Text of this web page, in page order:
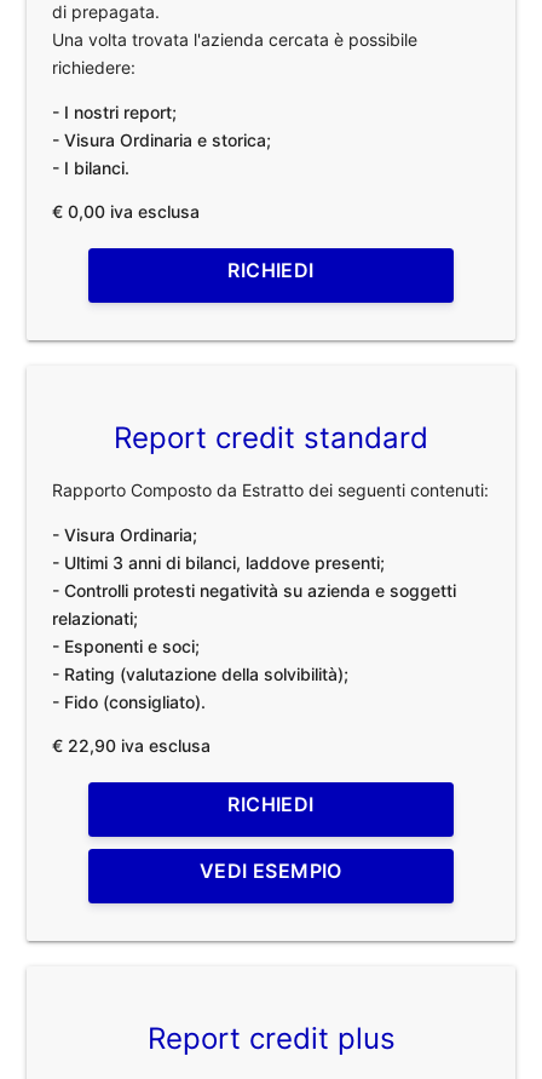
di prepagata.
Una volta trovata l'azienda cercata è possibile
richiedere:
- I nostri report;
- Visura Ordinaria e storica;
- I bilanci.
€ 0,00 iva esclusa
RICHIEDI
Report credit standard
Rapporto Composto da Estratto dei seguenti contenuti:
- Visura Ordinaria;
- Ultimi 3 anni di bilanci, laddove presenti;
- Controlli protesti negatività su azienda e soggetti
relazionati;
- Esponenti e soci;
- Rating (valutazione della solvibilità);
- Fido (consigliato).
€ 22,90 iva esclusa
RICHIEDI
VEDI ESEMPIO
Report credit plus